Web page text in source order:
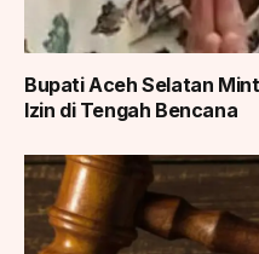
Bupati Aceh Selatan
Izin di Tengah Bencana